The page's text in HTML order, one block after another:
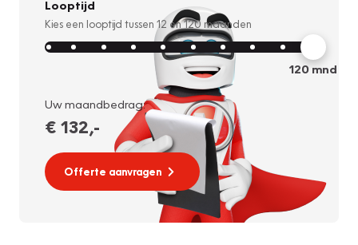
Looptijd
Kies een looptijd tussen 12 en120 maanden
120mnd
Uw maandbedrag:
€ 132,-
Offerte aanvragen